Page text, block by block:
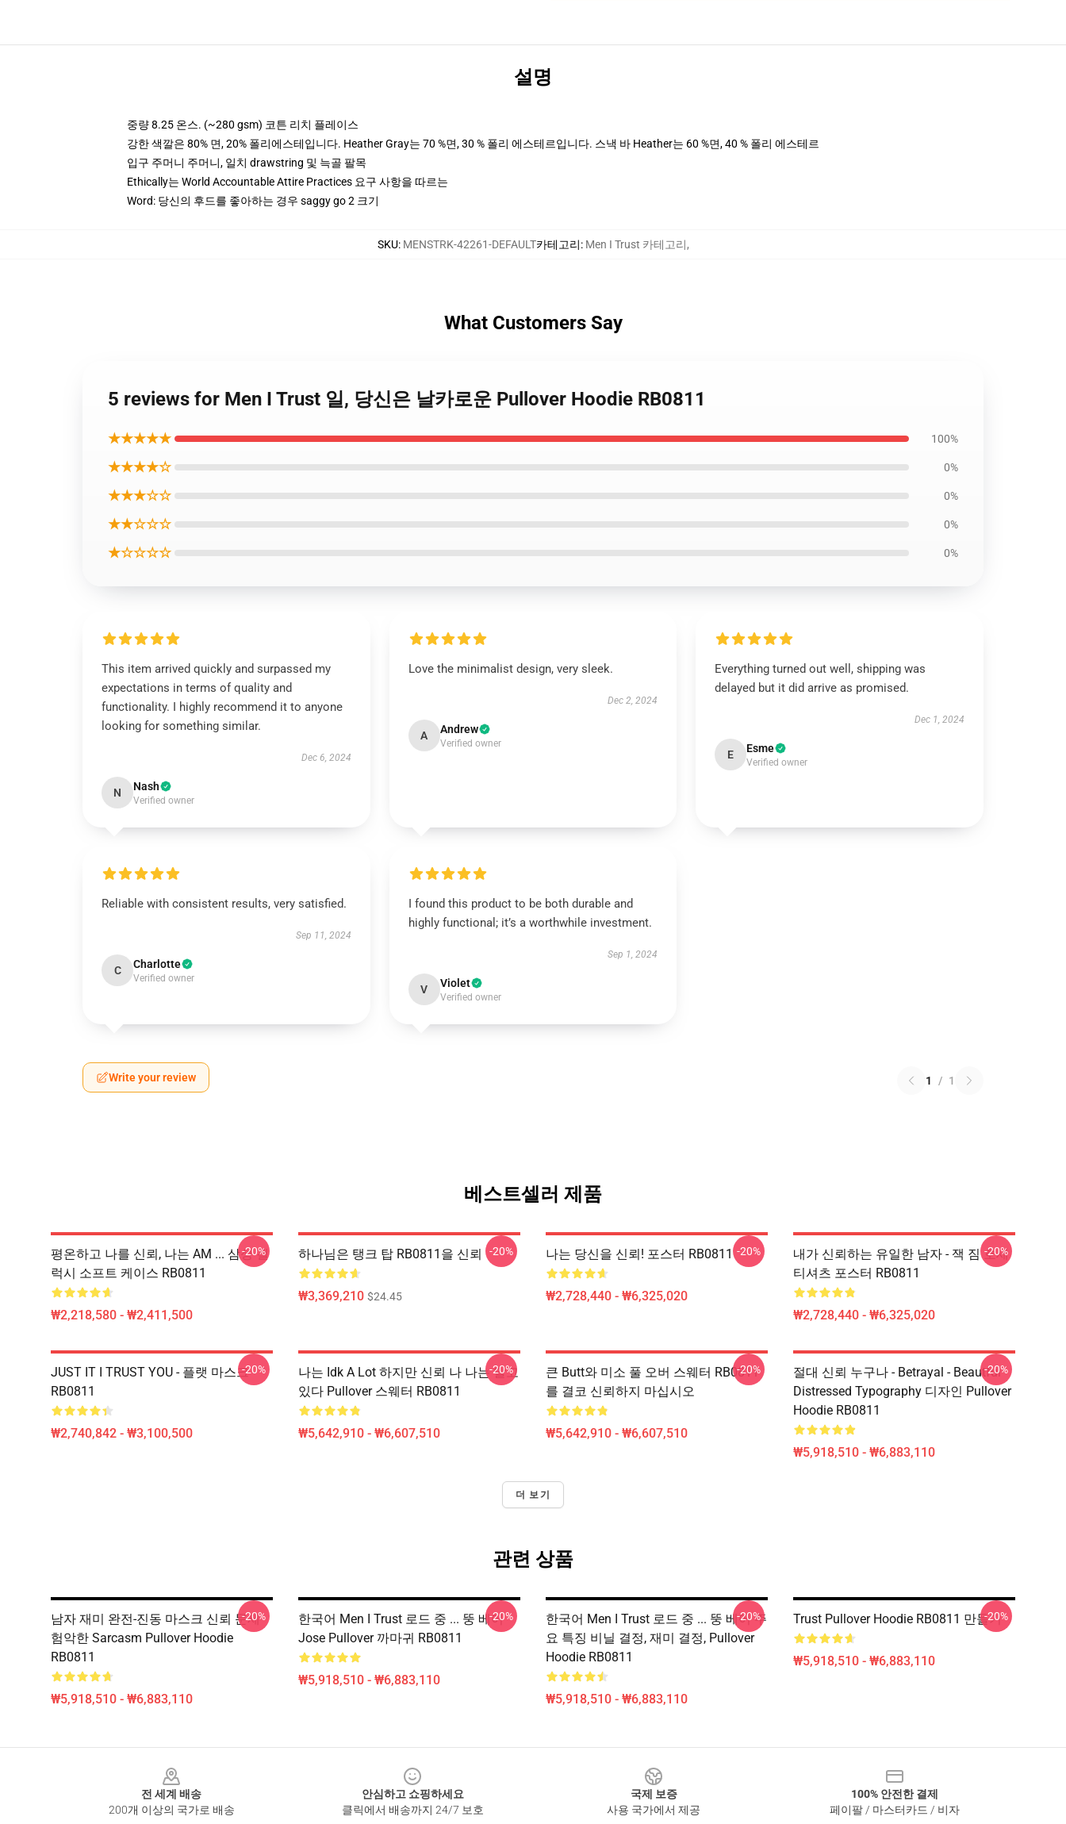
설명
중량 8.25 온스. (~280 gsm) 코튼 리치 플레이스
강한 색깔은 80% 면, 20% 폴리에스테입니다. Heather Gray는 70 %면, 30 % 폴리 에스테르입니다. 스낵 바 Heather는 60 %면, 40 % 폴리 에스테르
입구 주머니 주머니, 일치 drawstring 및 늑골 팔목
Ethically는 World Accountable Attire Practices 요구 사항을 따르는
Word: 당신의 후드를 좋아하는 경우 saggy go 2 크기
SKU: MENSTRK-42261-DEFAULT카테고리: Men I Trust 카테고리,
What Customers Say
5 reviews for Men I Trust 일, 당신은 날카로운 Pullover Hoodie RB0811
★★★★★ 100%
★★★★☆ 0%
★★★☆☆ 0%
★★☆☆☆ 0%
★☆☆☆☆ 0%
This item arrived quickly and surpassed my
expectations in terms of quality and
functionality. I highly recommend it to anyone
looking for something similar.
Dec 6, 2024
N Nash
Verified owner
Love the minimalist design, very sleek.
Dec 2, 2024
A Andrew
Verified owner
Everything turned out well, shipping was
delayed but it did arrive as promised.
Dec 1, 2024
E Esme
Verified owner
Reliable with consistent results, very satisfied.
Sep 11, 2024
C Charlotte
Verified owner
I found this product to be both durable and
highly functional; it’s a worthwhile investment.
Sep 1, 2024
V Violet
Verified owner
Write your review 1 / 1
베스트셀러 제품
평온하고 나를 신뢰, 나는 AM ... 삼성 갤
럭시 소프트 케이스 RB0811
₩2,218,580 - ₩2,411,500
-20% 하나님은 탱크 탑 RB0811을 신뢰
₩3,369,210 $24.45
-20% 나는 당신을 신뢰! 포스터 RB0811
₩2,728,440 - ₩6,325,020
-20%
내가 신뢰하는 유일한 남자 - 잭 짐 호세
티셔츠 포스터 RB0811
₩2,728,440 - ₩6,325,020
-20%
JUST IT I TRUST YOU - 플랫 마스크
RB0811
₩2,740,842 - ₩3,100,500
-20%
나는 Idk A Lot 하지만 신뢰 나 나는 알고
있다 Pullover 스웨터 RB0811
₩5,642,910 - ₩6,607,510
-20%
큰 Butt와 미소 풀 오버 스웨터 RB0811
를 결코 신뢰하지 마십시오
₩5,642,910 - ₩6,607,510
-20%
절대 신뢰 누구나 - Betrayal - Beautful
Distressed Typography 디자인 Pullover
Hoodie RB0811
₩5,918,510 - ₩6,883,110
-20%
더 보기
관련 상품
남자 재미 완전-진동 마스크 신뢰 문제
험악한 Sarcasm Pullover Hoodie
RB0811
₩5,918,510 - ₩6,883,110
-20%
한국어 Men I Trust 로드 중 ... 뚱 베어
Jose Pullover 까마귀 RB0811
₩5,918,510 - ₩6,883,110
-20%
한국어 Men I Trust 로드 중 ... 뚱 베어 주
요 특징 비닐 결정, 재미 결정, Pullover
Hoodie RB0811
₩5,918,510 - ₩6,883,110
-20% Trust Pullover Hoodie RB0811 만들기
₩5,918,510 - ₩6,883,110
-20%
전 세계 배송
200개 이상의 국가로 배송
안심하고 쇼핑하세요
클릭에서 배송까지 24/7 보호
국제 보증
사용 국가에서 제공
100% 안전한 결제
페이팔 / 마스터카드 / 비자